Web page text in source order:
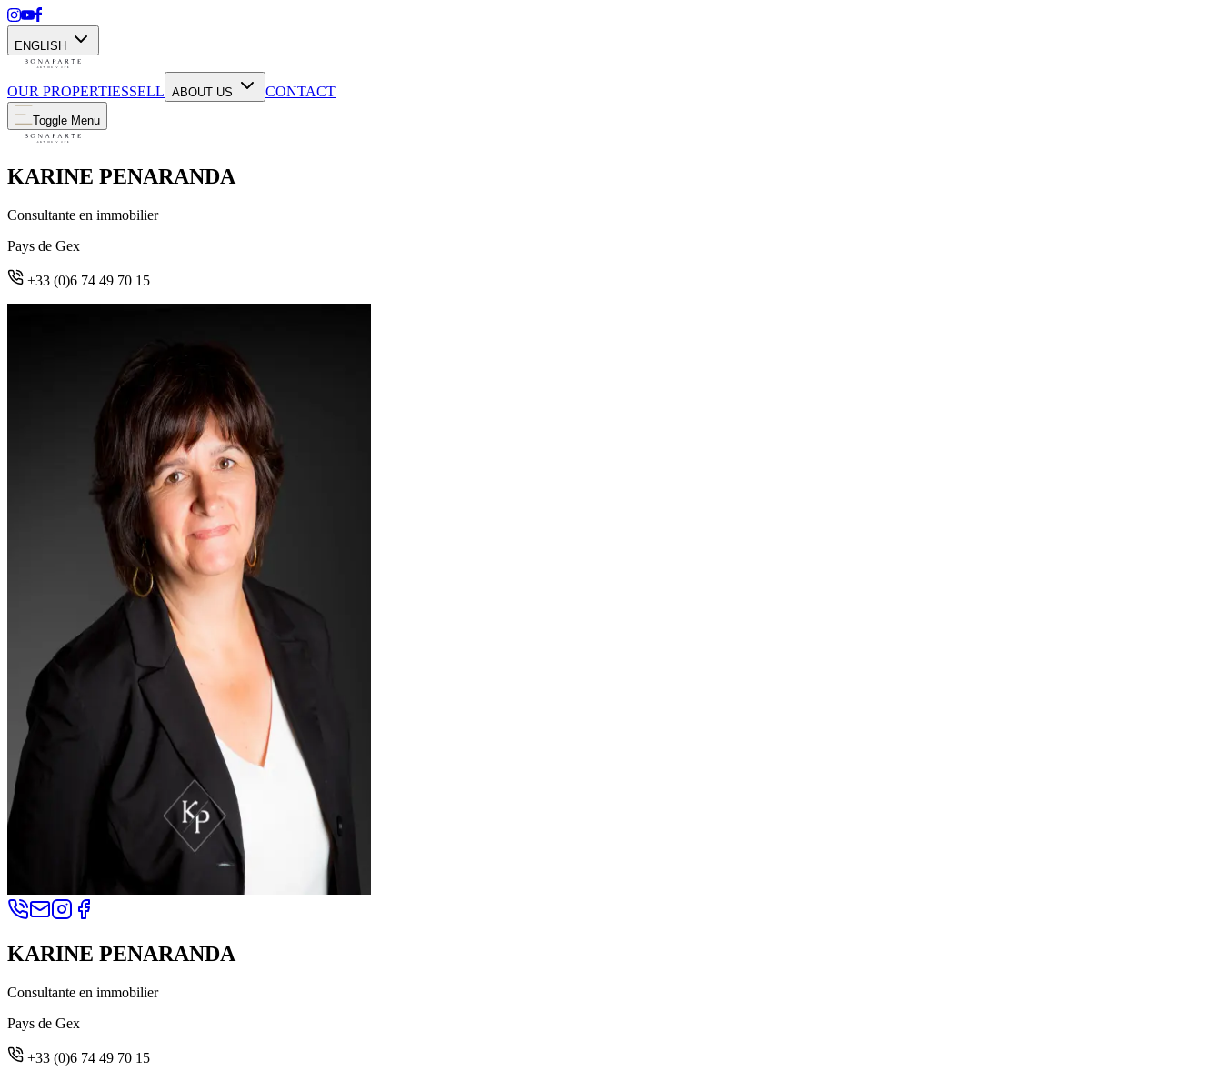
ENGLISH
OUR PROPERTIESSELL ABOUT US CONTACT
Toggle Menu
KARINE PENARANDA
Consultante en immobilier
Pays de Gex
+33 (0)6 74 49 70 15
KARINE PENARANDA
Consultante en immobilier
Pays de Gex
+33 (0)6 74 49 70 15